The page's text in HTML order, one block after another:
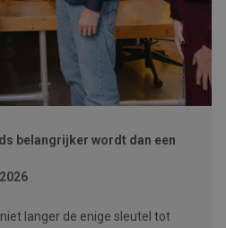
belangrijker wordt dan een
langer de enige sleutel tot